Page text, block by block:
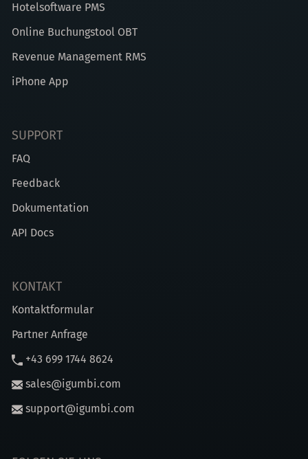
Hotelsoftware PMS
Online Buchungstool OBT
Revenue Management RMS
iPhone App
SUPPORT
FAQ
Feedback
Dokumentation
API Docs
KONTAKT
Kontaktformular
Partner Anfrage
+43 699 1744 8624
sales@igumbi.com
support@igumbi.com